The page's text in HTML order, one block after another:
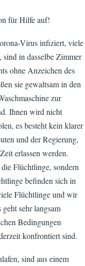
für Hilfe auf!
Virus infiziert, viele
in dasselbe Zimmer
ohne Anzeichen des
sie gewaltsam in den
zur
Ihnen wird nicht
es besteht kein klarer
und der Regierung,
erlassen werden.
Flüchtlinge, sondern
befinden sich in
Flüchtlinge und wir
sehr langsam
Bedingungen
konfrontiert sind.
sind aus einem